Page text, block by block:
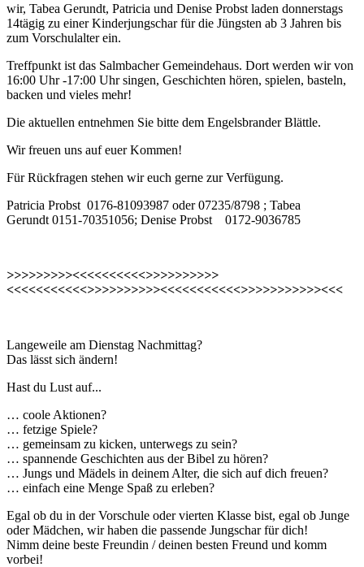
wir, Tabea Gerundt, Patricia und Denise Probst laden donnerstags
14tägig zu einer Kinderjungschar für die Jüngsten ab 3 Jahren bis
zum Vorschulalter ein.
Treffpunkt ist das Salmbacher Gemeindehaus. Dort werden wir von
16:00 Uhr -17:00 Uhr singen, Geschichten hören, spielen, basteln,
backen und vieles mehr!
Die aktuellen entnehmen Sie bitte dem Engelsbrander Blättle.
Wir freuen uns auf euer Kommen!
Für Rückfragen stehen wir euch gerne zur Verfügung.
Patricia Probst 0176-81093987 oder 07235/8798 ; Tabea
Gerundt 0151-70351056; Denise Probst 0172-9036785
>>>>>>>>><<<<<<<<<<>>>>>>>>>>
<<<<<<<<<<<>>>>>>>>>><<<<<<<<<<<>>>>>>>>>>><<<
Langeweile am Dienstag Nachmittag?
Das lässt sich ändern!
Hast du Lust auf...
… coole Aktionen?
… fetzige Spiele?
… gemeinsam zu kicken, unterwegs zu sein?
… spannende Geschichten aus der Bibel zu hören?
… Jungs und Mädels in deinem Alter, die sich auf dich freuen?
… einfach eine Menge Spaß zu erleben?
Egal ob du in der Vorschule oder vierten Klasse bist, egal ob Junge
oder Mädchen, wir haben die passende Jungschar für dich!
Nimm deine beste Freundin / deinen besten Freund und komm
vorbei!